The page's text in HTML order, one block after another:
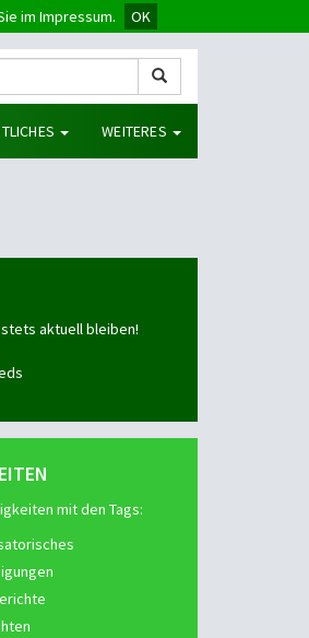
im Impressum. OK
WEITERES
aktuell bleiben!
mit den Tags: